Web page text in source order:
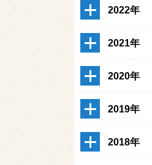
2022年
2021年
2020年
2019年
2018年